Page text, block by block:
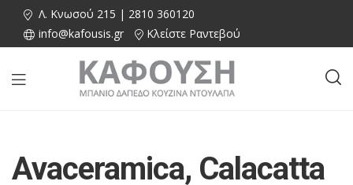
Λ. Κνωσού 215 | 2810 360120
info@kafousis.gr
Κλείστε Ραντεβού
Avaceramica, Calacatta